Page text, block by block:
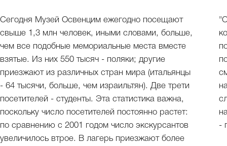
Сегодня Музей Освенцим ежегодно посещают
свыше 1,3 млн человек, иными словами, больше,
чем все подобные мемориальные места вместе
взятые. Из них 550 тысяч - поляки; другие
приезжают из различных стран мира (итальянцы
- 64 тысячи, больше, чем израильтян). Две трети
посетителей - студенты. Эта статистика важна,
поскольку число посетителей постоянно растет:
по сравнению с 2001 годом число экскурсантов
увеличилось втрое. В лагерь приезжают более
-